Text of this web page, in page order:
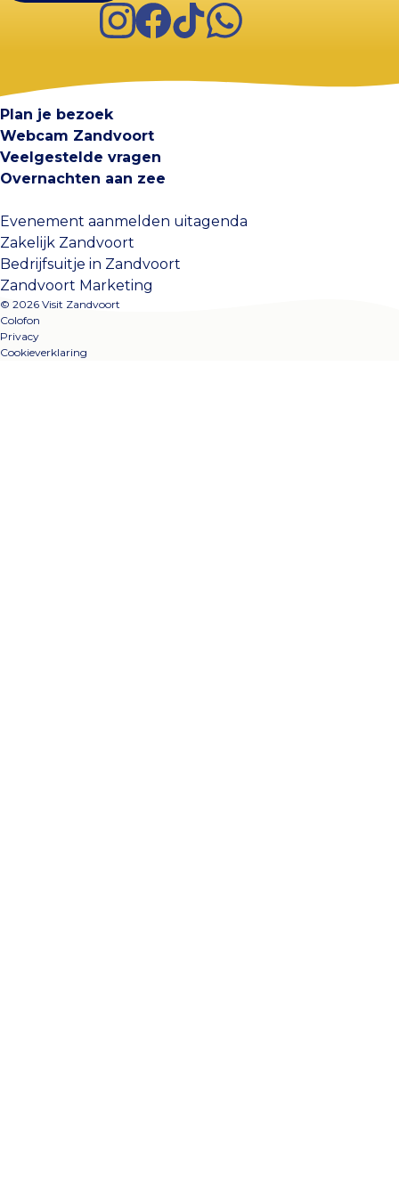
InstagramFacebook
TikTokWhatsApp
Plan je bezoek
Webcam Zandvoort
Veelgestelde vragen
Overnachten aan zee
Evenement aanmelden uitagenda
Zakelijk Zandvoort
Bedrijfsuitje in Zandvoort
Zandvoort Marketing
© 2026 Visit Zandvoort
Colofon
Privacy
Cookieverklaring